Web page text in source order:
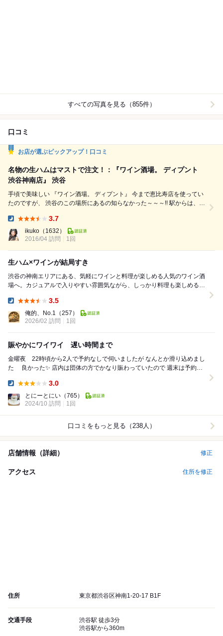
すべての写真を見る（855件）
口コミ
お店が選ぶピックアップ！口コミ
名物の生ハムはマストで注文！：『ワイン酒場。 ディプント
渋谷神南店』 渋谷
手頃で美味しい 『ワイン酒場。 ディプント』 今まで恵比寿店を使ってい
たのですが、 渋谷のこの場所にあるの知らなかった～～～!! 駅からは、楽
ディプント 渋谷神南店』へ降りる階段があります。 地階ですが、天井が
高くとても広い印象。 19時はまだ早いらしく、他のお客様はチラホ
ラ。 （でも20時にはかなり...
3.7
ikuko （1632）
2016/04 訪問
1回
生ハム×ワインが結局すき
渋谷の神南エリアにある、気軽にワインと料理が楽しめる人気のワイン酒
場へ。カジュアルで入りやすい雰囲気ながら、しっかり料理も楽しめると
3.5
俺的、No.1 （257）
2026/02 訪問
1回
賑やかにワイワイ 遅い時間まで
金曜夜 22時頃から2人で予約なしで伺いましたが なんとか滑り込めまし
た 良かった✨ 店内は団体の方でかなり賑わっていたので 週末は予約し
3.0
とにーとにい （765）
2024/10 訪問
1回
口コミをもっと見る（238人）
店舗情報（詳細） 修正
アクセス 住所を修正
住所 東京都渋谷区神南1-20-17 B1F
交通手段
渋谷駅 徒歩3分
渋谷駅から360m